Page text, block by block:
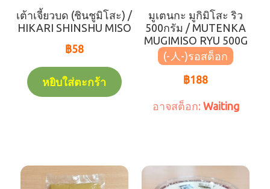
★เว็บไซต์ทางการ
coming soon
เต้าเจี้ยวบด (ชินชูมิโสะ) /
HIKARI SHINSHU MISO
฿58
หยิบใส่ตะกร้า
มูเตนกะ มูกิมิโสะ ริว
500กรัม / MUTENKA
MUGIMISO RYU 500G
(-人-)
฿188
Waiting